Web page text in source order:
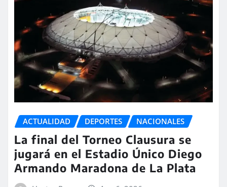
ACTUALIDAD DEPORTES NACIONALES
La final del Torneo Clausura se
jugará en el Estadio Único Diego
Armando Maradona de La Plata